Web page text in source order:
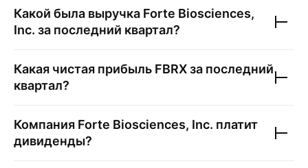
Какой была выручка Forte Biosciences,
Inc. за последний квартал?
Какая чистая прибыль FBRXза последний
квартал?
Компания Forte Biosciences, Inc. платит
дивиденды?